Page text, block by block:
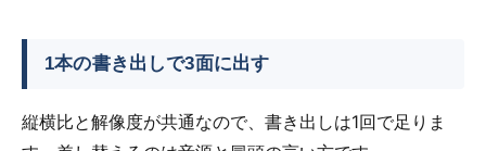
1本の書き出しで3面に出す
縦横比と解像度が共通なので、書き出しは1回で足りま